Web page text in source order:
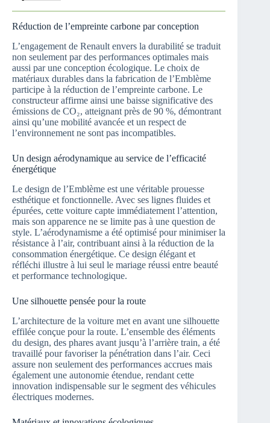
Réduction de l’empreinte carbone par conception
L’engagement de Renault envers la durabilité se traduit
non seulement par des performances optimales mais
aussi par une conception écologique. Le choix de
matériaux durables dans la fabrication de l’Emblème
participe à la réduction de l’empreinte carbone. Le
constructeur affirme ainsi une baisse significative des
émissions de CO₂, atteignant près de 90 %, démontrant
ainsi qu’une mobilité avancée et un respect de
l’environnement ne sont pas incompatibles.
Un design aérodynamique au service de l’efficacité
énergétique
Le design de l’Emblème est une véritable prouesse
esthétique et fonctionnelle. Avec ses lignes fluides et
épurées, cette voiture capte immédiatement l’attention,
mais son apparence ne se limite pas à une question de
style. L’aérodynamisme a été optimisé pour minimiser la
résistance à l’air, contribuant ainsi à la réduction de la
consommation énergétique. Ce design élégant et
réfléchi illustre à lui seul le mariage réussi entre beauté
et performance technologique.
Une silhouette pensée pour la route
L’architecture de la voiture met en avant une silhouette
effilée conçue pour la route. L’ensemble des éléments
du design, des phares avant jusqu’à l’arrière train, a été
travaillé pour favoriser la pénétration dans l’air. Ceci
assure non seulement des performances accrues mais
également une autonomie étendue, rendant cette
innovation indispensable sur le segment des véhicules
électriques modernes.